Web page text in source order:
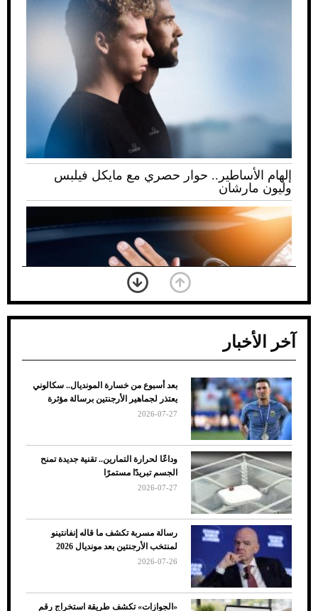
إلهام الأساطير.. حوار حصري مع مايكل فيلبس
وليون مارشان
ضعف تبريد مكيف السيارة عند الوقوف.. أشهر
الأسباب والحلول
7 نصائح لاختيار لون البنطلون المناسب للقميص
آخر الأخبار
بعد أسبوع من خسارة المونديال.. سكالوني
يعتذر لجماهير الأرجنتين برسالة مؤثرة
2026-07-27
وداعًا لحرارة التمارين.. تقنية جديدة تمنح
الجسم تبريدًا مستمرًا
2026-07-27
رسالة مسربة تكشف ما قاله إنفانتينو
لمنتخب الأرجنتين بعد مونديال 2026
2026-07-26
«الجوازات» تكشف طريقة استخراج رقم